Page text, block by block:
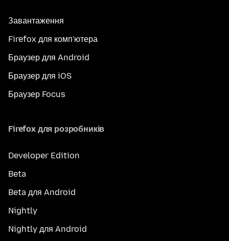
Завантаження
Firefox для комп'ютера
Браузер для Android
Браузер для iOS
Браузер Focus
Firefox для розробників
Developer Edition
Beta
Beta для Android
Nightly
Nightly для Android